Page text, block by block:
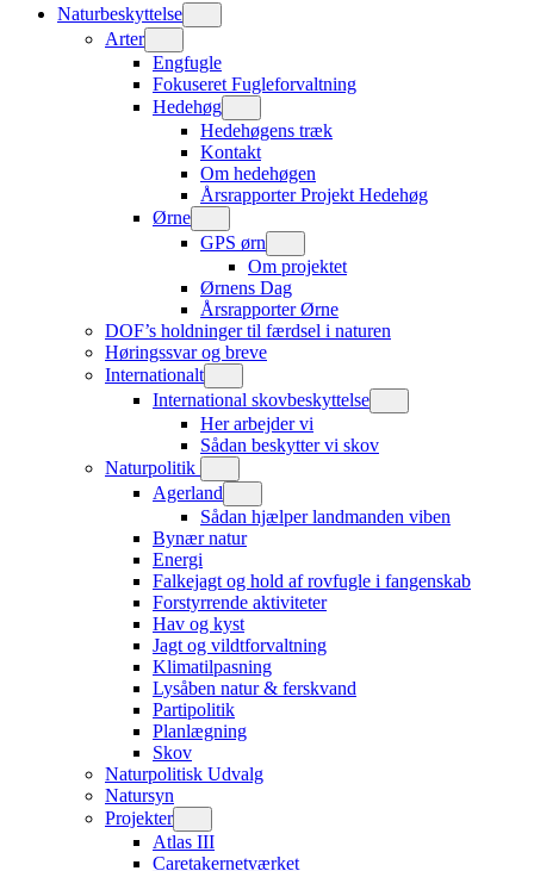
Naturbeskyttelse
Arter
Engfugle
Fokuseret Fugleforvaltning
Hedehøg
Hedehøgens træk
Kontakt
Om hedehøgen
Årsrapporter Projekt Hedehøg
Ørne
GPS ørn
Om projektet
Ørnens Dag
Årsrapporter Ørne
DOF’s holdninger til færdsel i naturen
Høringssvar og breve
Internationalt
International skovbeskyttelse
Her arbejder vi
Sådan beskytter vi skov
Naturpolitik
Agerland
Sådan hjælper landmanden viben
Bynær natur
Energi
Falkejagt og hold af rovfugle i fangenskab
Forstyrrende aktiviteter
Hav og kyst
Jagt og vildtforvaltning
Klimatilpasning
Lysåben natur & ferskvand
Partipolitik
Planlægning
Skov
Naturpolitisk Udvalg
Natursyn
Projekter
Atlas III
Caretakernetværket